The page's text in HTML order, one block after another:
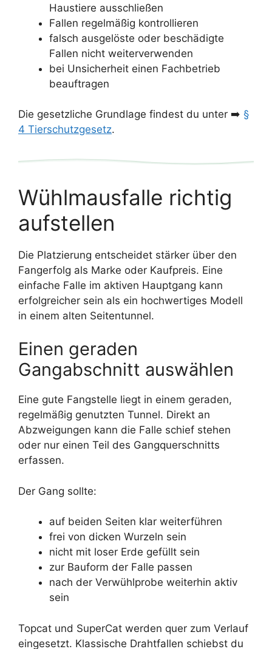
Haustiere ausschließen
Fallen regelmäßig kontrollieren
falsch ausgelöste oder beschädigte
Fallen nicht weiterverwenden
bei Unsicherheit einen Fachbetrieb
beauftragen
Die gesetzliche Grundlage findest du unter ➡️ §
4 Tierschutzgesetz.
Wühlmausfalle richtig
aufstellen
Die Platzierung entscheidet stärker über den
Fangerfolg als Marke oder Kaufpreis. Eine
einfache Falle im aktiven Hauptgang kann
erfolgreicher sein als ein hochwertiges Modell
in einem alten Seitentunnel.
Einen geraden
Gangabschnitt auswählen
Eine gute Fangstelle liegt in einem geraden,
regelmäßig genutzten Tunnel. Direkt an
Abzweigungen kann die Falle schief stehen
oder nur einen Teil des Gangquerschnitts
erfassen.
Der Gang sollte:
auf beiden Seiten klar weiterführen
frei von dicken Wurzeln sein
nicht mit loser Erde gefüllt sein
zur Bauform der Falle passen
nach der Verwühlprobe weiterhin aktiv
sein
Topcat und SuperCat werden quer zum Verlauf
eingesetzt. Klassische Drahtfallen schiebst du